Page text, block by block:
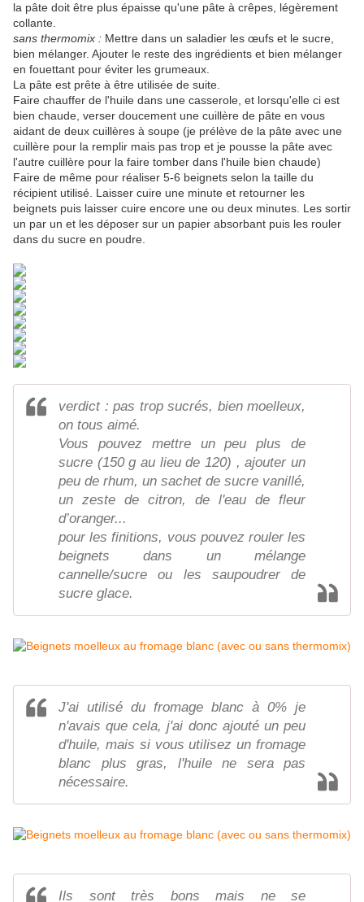
la pâte doit être plus épaisse qu'une pâte à crêpes, légèrement
collante.
sans thermomix : Mettre dans un saladier les œufs et le sucre,
bien mélanger. Ajouter le reste des ingrédients et bien mélanger
en fouettant pour éviter les grumeaux.
La pâte est prête à être utilisée de suite.
Faire chauffer de l'huile dans une casserole, et lorsqu'elle ci est
bien chaude, verser doucement une cuillère de pâte en vous
aidant de deux cuillères à soupe (je prélève de la pâte avec une
cuillère pour la remplir mais pas trop et je pousse la pâte avec
l'autre cuillère pour la faire tomber dans l'huile bien chaude)
Faire de même pour réaliser 5-6 beignets selon la taille du
récipient utilisé. Laisser cuire une minute et retourner les
beignets puis laisser cuire encore une ou deux minutes. Les sortir
un par un et les déposer sur un papier absorbant puis les rouler
dans du sucre en poudre.
verdict : pas trop sucrés, bien moelleux,
on tous aimé.
Vous pouvez mettre un peu plus de
sucre (150 g au lieu de 120) , ajouter un
peu de rhum, un sachet de sucre vanillé,
un zeste de citron, de l'eau de fleur
d’oranger...
pour les finitions, vous pouvez rouler les
beignets dans un mélange
cannelle/sucre ou les saupoudrer de
sucre glace.
J'ai utilisé du fromage blanc à 0% je
n'avais que cela, j'ai donc ajouté un peu
d'huile, mais si vous utilisez un fromage
blanc plus gras, l'huile ne sera pas
nécessaire.
Ils sont très bons mais ne se